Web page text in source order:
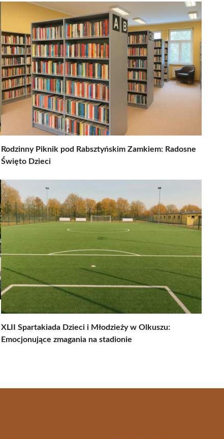
Rodzinny Piknik pod Rabsztyńskim Zamkiem: Radosne
Święto Dzieci
XLII Spartakiada Dzieci i Młodzieży w Olkuszu:
Emocjonujące zmagania na stadionie